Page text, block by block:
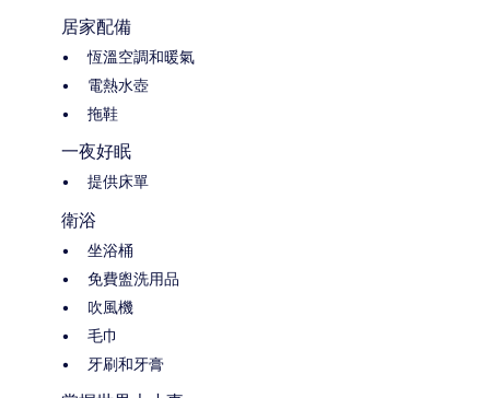
居家配備
恆溫空調和暖氣
電熱水壺
拖鞋
一夜好眠
提供床單
衛浴
坐浴桶
免費盥洗用品
吹風機
毛巾
牙刷和牙膏